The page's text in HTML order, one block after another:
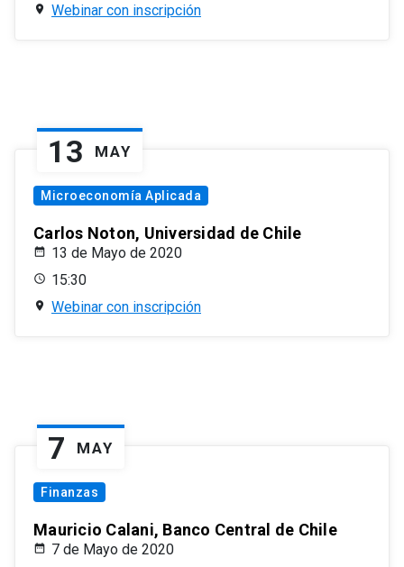
Webinar con inscripción
13 MAY
Microeconomía Aplicada
Carlos Noton, Universidad de Chile
13 de Mayo de 2020
15:30
Webinar con inscripción
7 MAY
Finanzas
Mauricio Calani, Banco Central de Chile
7 de Mayo de 2020